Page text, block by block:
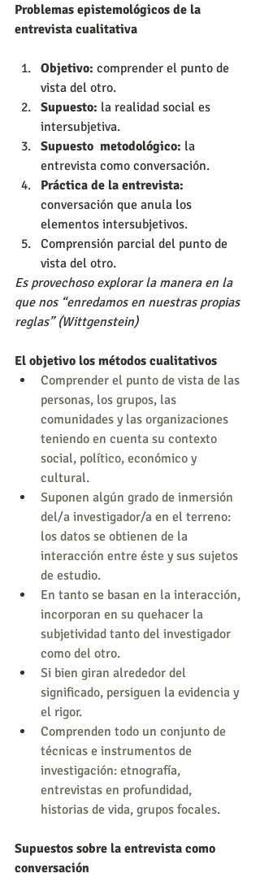
Problemas epistemológicos de la
entrevista cualitativa
Objetivo: comprender el punto de
vista del otro.
Supuesto: la realidad social es
intersubjetiva.
Supuesto  metodológico: la
entrevista como conversación.
Práctica de la entrevista:
conversación que anula los
elementos intersubjetivos.
Comprensión parcial del punto de
vista del otro.
Es provechoso explorar la manera en la
que nos “enredamos en nuestras propias
reglas” (Wittgenstein)
El objetivo los métodos cualitativos
Comprender el punto de vista de las
personas, los grupos, las
comunidades y las organizaciones
teniendo en cuenta su contexto
social, político, económico y
cultural.
Suponen algún grado de inmersión
del/a investigador/a en el terreno:
los datos se obtienen de la
interacción entre éste y sus sujetos
de estudio.
En tanto se basan en la interacción,
incorporan en su quehacer la
subjetividad tanto del investigador
como del otro.
Si bien giran alrededor del
significado, persiguen la evidencia y
el rigor.
Comprenden todo un conjunto de
técnicas e instrumentos de
investigación: etnografía,
entrevistas en profundidad,
historias de vida, grupos focales.
Supuestos sobre la entrevista como
conversación